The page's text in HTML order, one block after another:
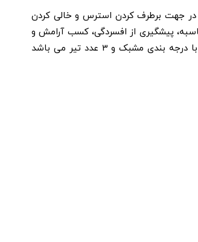
در جهت برطرف کردن استرس و خالی کردن
پیشگیری از افسردگی، کسب آرامش و
کمک به دوری از هیجانات کاذب، کنترل خشم و .. دانست. تخته دارت کوچک آذیموس با ابعاد (طول :27 ، عرض :21 سانتی متر) یک تخته ی با کیفیت با درجه بندی مشبک و 3 عدد تیر می باشد